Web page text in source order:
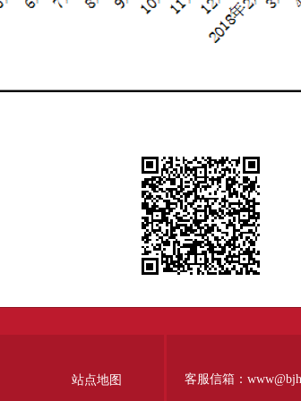
站点地图 客服信箱：